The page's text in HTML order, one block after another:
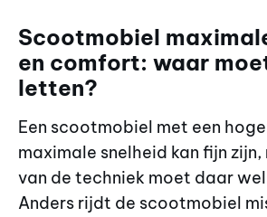
Scootmobiel
en comfort: waar
letten?
Een scootmobiel met een
maximale snelheid kan fijn
van de techniek moet daar
Anders rijdt de scootmobiel